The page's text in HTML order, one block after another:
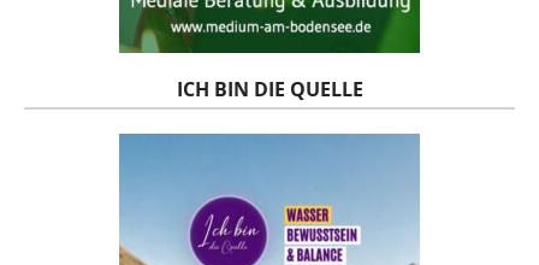
ICH BIN DIE QUELLE